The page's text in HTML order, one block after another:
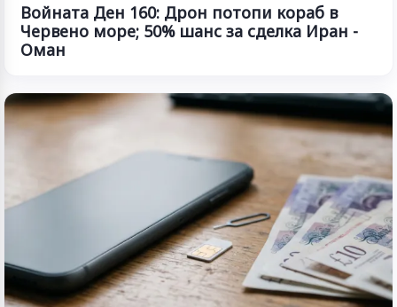
Войната Ден 160: Дрон потопи кораб в
Червено море; 50% шанс за сделка Иран -
Оман